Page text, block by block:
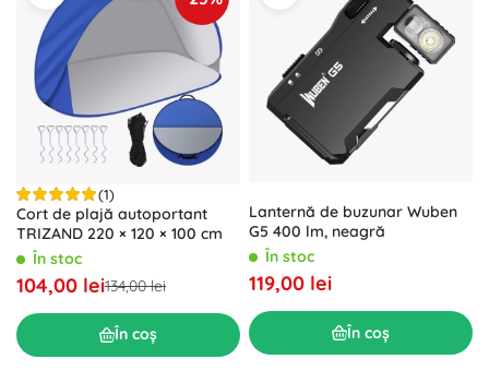
(1)
Cort de plajă autoportant
TRIZAND 220 × 120 × 100 cm
În stoc
104,00 lei134,00 lei
În coș
Lanternă de buzunar Wuben
G5 400 lm, neagră
În stoc
119,00 lei
În coș